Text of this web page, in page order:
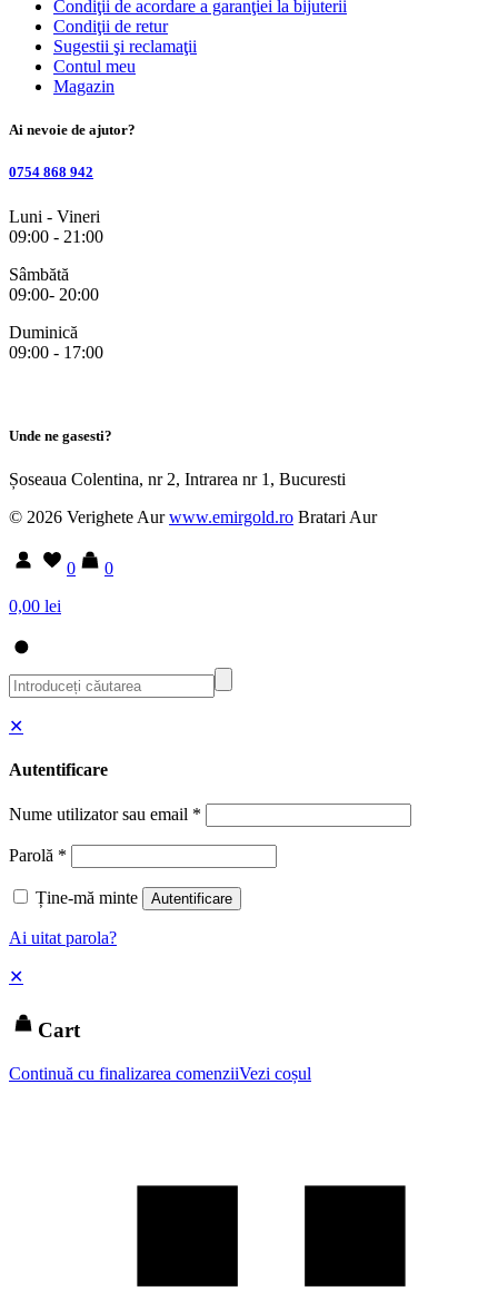
Condiţii de acordare a garanţiei la bijuterii
Condiţii de retur
Sugestii şi reclamaţii
Contul meu
Magazin
Ai nevoie de ajutor?
0754 868 942
Luni - Vineri
09:00 - 21:00
Sâmbătă
09:00- 20:00
Duminică
09:00 - 17:00
Unde ne gasesti?
Șoseaua Colentina, nr 2, Intrarea nr 1, Bucuresti
© 2026 Verighete Aurwww.emirgold.ro Bratari Aur
0
0
0,00 lei
✕
Autentificare
Nume utilizator sau email *
Parolă *
Ține-mă minte Autentificare
Ai uitat parola?
✕
Cart
Continuă cu finalizarea comenziiVezi coșul